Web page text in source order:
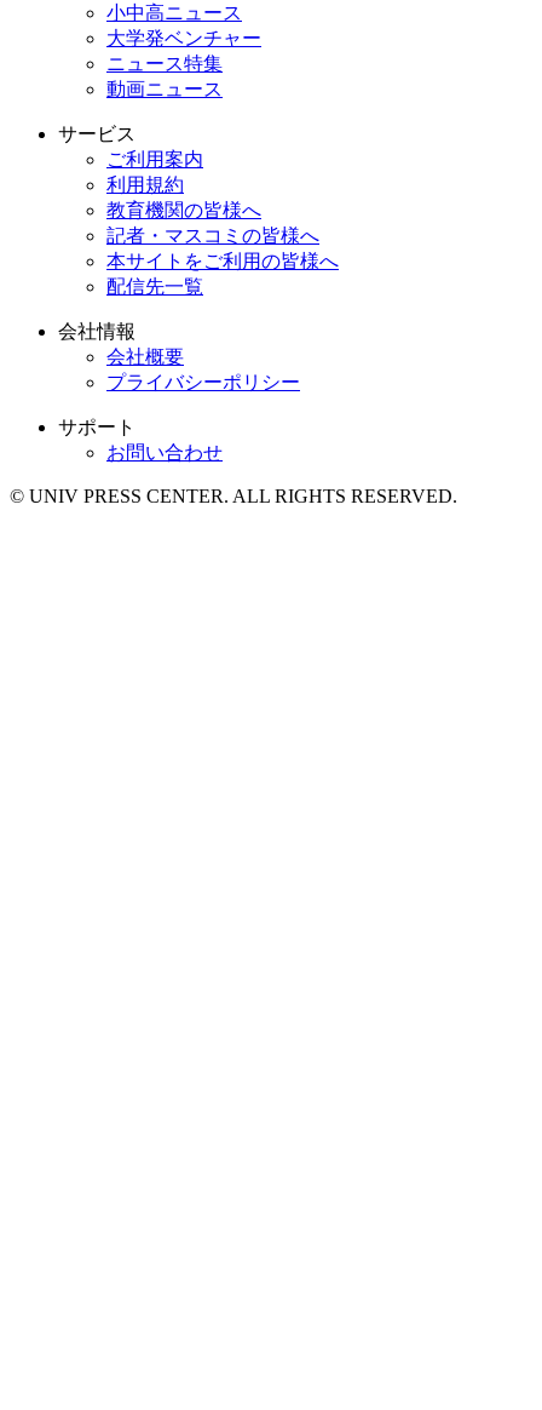
小中高ニュース
大学発ベンチャー
ニュース特集
動画ニュース
サービス
ご利用案内
利用規約
教育機関の皆様へ
記者・マスコミの皆様へ
本サイトをご利用の皆様へ
配信先一覧
会社情報
会社概要
プライバシーポリシー
サポート
お問い合わせ
© UNIV PRESS CENTER. ALL RIGHTS RESERVED.